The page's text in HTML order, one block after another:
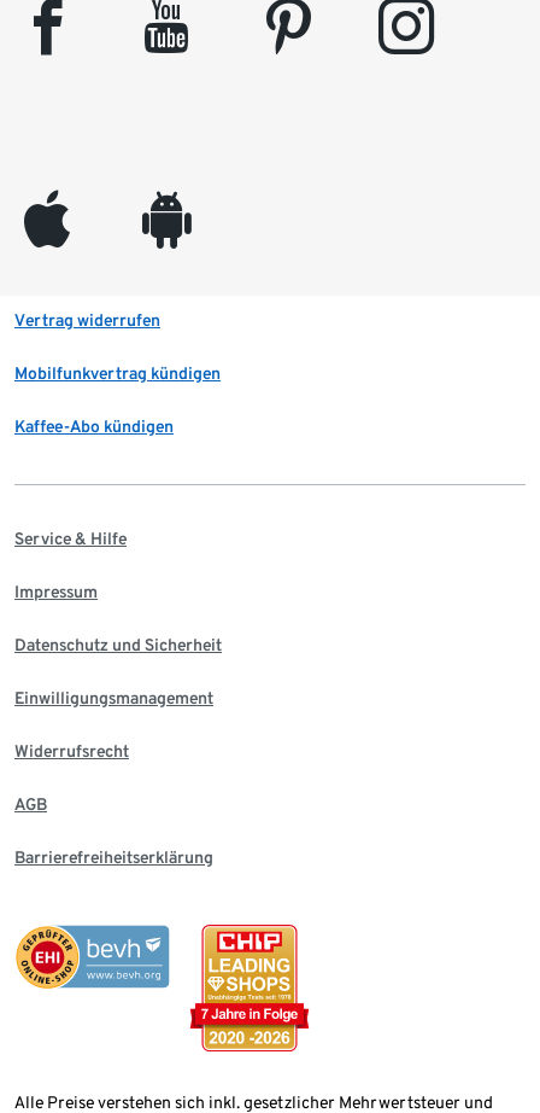
facebook youtube pinterest instagram
appleinc android
Vertrag widerrufen
Mobilfunkvertrag kündigen
Kaffee-Abo kündigen
Service & Hilfe
Impressum
Datenschutz und Sicherheit
Einwilligungsmanagement
Widerrufsrecht
AGB
Barrierefreiheitserklärung
Alle Preise verstehen sich inkl. gesetzlicher Mehrwertsteuer und